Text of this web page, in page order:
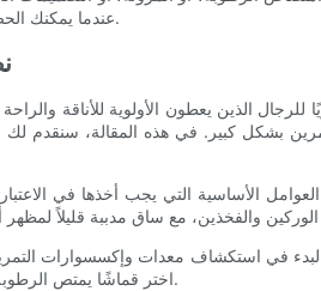
عندما يمكنك الحصول على كليهما؟ استثمر في الزوج المناسب من أحذية الركض وارفع روتين لياقتك البدنية إلى مستوى جديد تمامًا.
الذين يعطون الأولوية للأناقة
بشكل كبير. في هذه المقالة، سنقدم
العوامل الأساسية التي يجب أخذها في
في استكشاف معدات وإكسسوارات
اختر قماشًا يمتص الرطوبة ويبقيك جافًا ومرتاحًا أثناء التمارين المكثفة. اختر لونًا يكمل ملابس الركض الخاصة بك ويعكس أسلوبك الشخصي.